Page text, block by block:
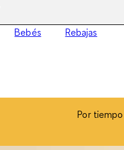
Bebés Rebajas
Por